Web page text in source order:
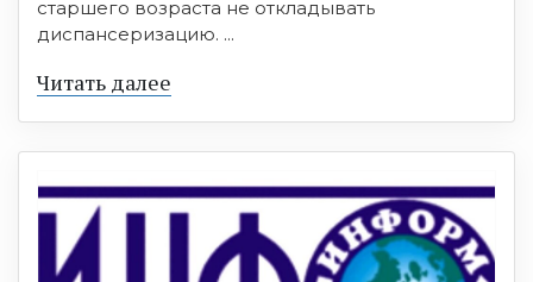
старшего возраста не откладывать
диспансеризацию. ...
Читать далее